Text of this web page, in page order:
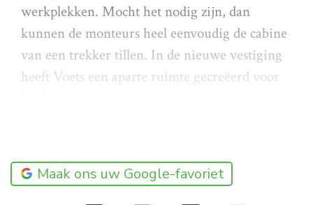
werkplekken. Mocht het nodig zijn, dan
kunnen de monteurs heel eenvoudig de cabine
van een trekker tillen. In de nieuwe vestiging
heeft Voets een aparte ruimte gecreëerd voor
Maak ons uw Google-favoriet